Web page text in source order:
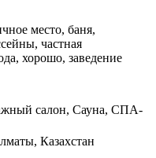
место, баня,
частная
хорошо, заведение
салон, Сауна, СПА-
Казахстан